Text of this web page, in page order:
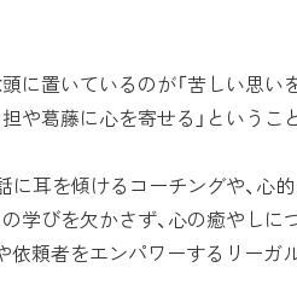
に置いているのが「苦しい思い
や葛藤に心を寄せる」ということ
に耳を傾けるコーチングや、心
学びを欠かさず、心の癒やしに
依頼者をエンパワーするリーガ